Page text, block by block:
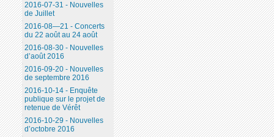
2016-07-31 - Nouvelles
de Juillet
2016-08—21 - Concerts
du 22 août au 24 août
2016-08-30 - Nouvelles
d’août 2016
2016-09-20 - Nouvelles
de septembre 2016
2016-10-14 - Enquête
publique sur le projet de
retenue de Vérêt
2016-10-29 - Nouvelles
d’octobre 2016